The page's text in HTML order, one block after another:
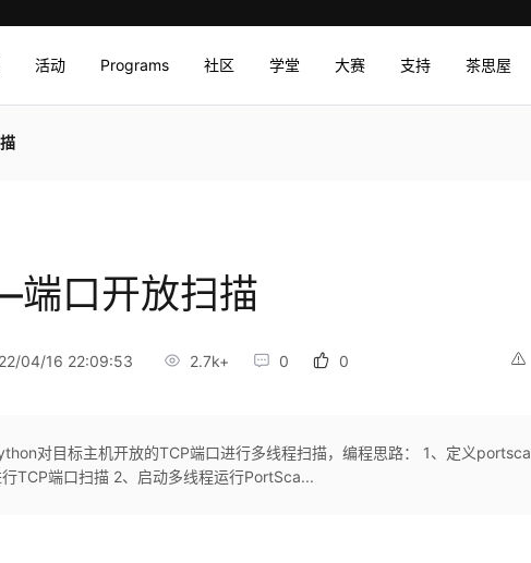
活动 Programs 社区 学堂 大赛 支持 茶思屋
口开放扫描
04/16 22:09:53 2.7k+ 0 0
对目标主机开放的TCP端口进行多线程扫描，编程思路： 1、定义portsca
TCP端口扫描 2、启动多线程运行PortSca...